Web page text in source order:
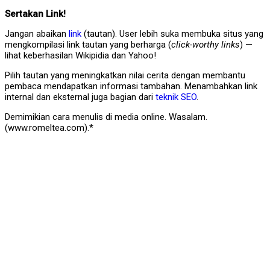
Sertakan Link!
Jangan abaikan link (tautan). User lebih suka membuka situs yang
mengkompilasi link tautan yang berharga (click-worthy links) —
lihat keberhasilan Wikipidia dan Yahoo!
Pilih tautan yang meningkatkan nilai cerita dengan membantu
pembaca mendapatkan informasi tambahan. Menambahkan link
internal dan eksternal juga bagian dari teknik SEO.
Demimikian cara menulis di media online. Wasalam.
(www.romeltea.com).*